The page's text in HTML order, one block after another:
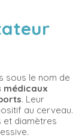
sous le nom de
médicaux
. Leur
au cerveau.
et diamètres